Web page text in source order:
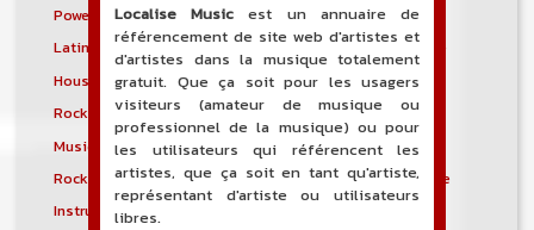
Power noise
Heavenly voices
Latin metal
Musique hindoustanie
House progressive
Tropical house
Rock indépendant
Indietronica
Musique industrielle
Metal industriel
Rock industriel
Musique instrumentale
Instrumental
Localise Music est un annuaire de
référencement de site web d'artistes et
d'artistes dans la musique totalement
gratuit. Que ça soit pour les usagers
visiteurs (amateur de musique ou
professionnel de la musique) ou pour
les utilisateurs qui référencent les
artistes, que ça soit en tant qu'artiste,
représentant d'artiste ou utilisateurs
libres.